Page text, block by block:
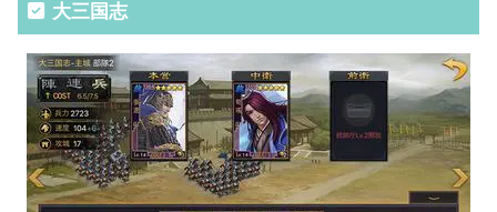
大三国志